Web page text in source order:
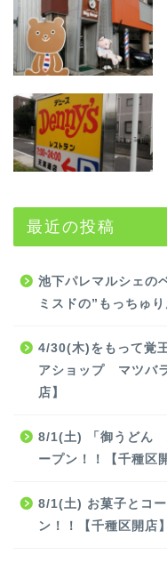
最近の投稿
池下パレマルシェの
ミスドの”もっちゅ
4/30(木)をもって覚
アショップ マツバ
店】
8/1(土) 「御うどん
ープン！！【千種区
8/1(土) お菓子とコ
ン！！【千種区開店】